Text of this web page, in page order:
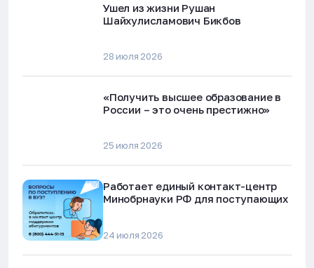
Ушел из жизни Рушан
Шайхулисламович Бикбов
28 июля 2026
«Получить высшее образование в
России – это очень престижно»
25 июля 2026
Работает единый контакт-центр
Минобрнауки РФ для поступающих
24 июля 2026